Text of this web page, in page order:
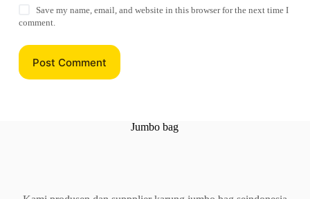
Save my name, email, and website in this browser for the next time I
comment.
Post Comment
Jumbo bag